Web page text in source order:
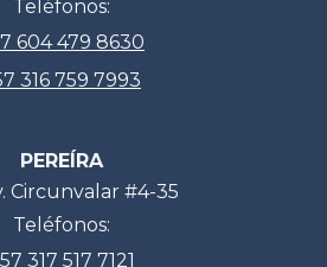
Teléfonos:
604 479 8630
316 759 7993
PEREÍRA
Circunvalar #4-35
Teléfonos:
317 517 7121